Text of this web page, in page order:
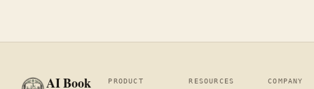
AI Book PRODUCT RESOURCES COMPANY